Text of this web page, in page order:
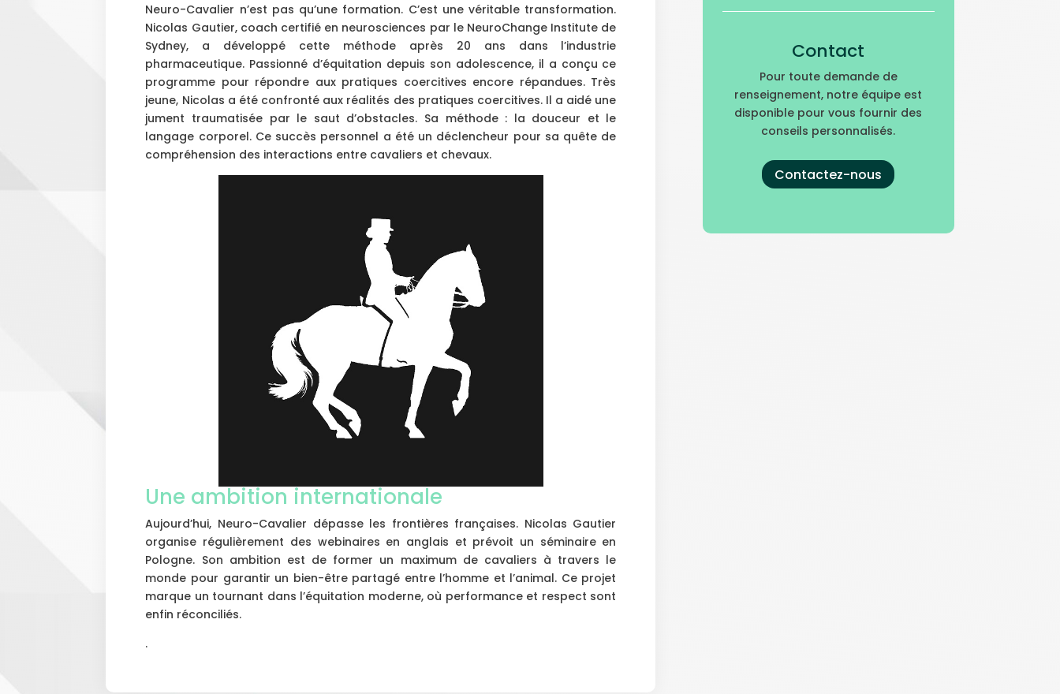
Neuro-Cavalier n’est pas qu’une formation. C’est une véritable transformation.
Nicolas Gautier, coach certifié en neurosciences par le NeuroChange Institute de
Sydney, a développé cette méthode après 20 ans dans l’industrie
pharmaceutique. Passionné d’équitation depuis son adolescence, il a conçu ce
programme pour répondre aux pratiques coercitives encore répandues. Très
jeune, Nicolas a été confronté aux réalités des pratiques coercitives. Il a aidé une
jument traumatisée par le saut d’obstacles. Sa méthode : la douceur et le
langage corporel. Ce succès personnel a été un déclencheur pour sa quête de
compréhension des interactions entre cavaliers et chevaux.
Une ambition internationale
Aujourd’hui, Neuro-Cavalier dépasse les frontières françaises. Nicolas Gautier
organise régulièrement des webinaires en anglais et prévoit un séminaire en
Pologne. Son ambition est de former un maximum de cavaliers à travers le
monde pour garantir un bien-être partagé entre l’homme et l’animal. Ce projet
marque un tournant dans l’équitation moderne, où performance et respect sont
enfin réconciliés.
.
Contact
Pour toute demande de
renseignement, notre équipe est
disponible pour vous fournir des
conseils personnalisés.
Contactez-nous